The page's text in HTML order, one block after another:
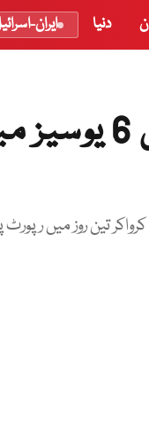
دنیا ایران-
الیکشن
تین روز میں